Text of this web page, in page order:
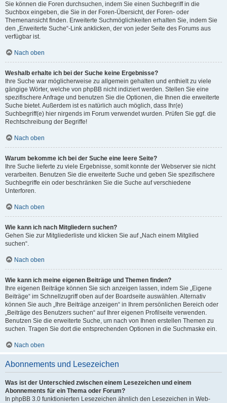
Sie können die Foren durchsuchen, indem Sie einen Suchbegriff in die
Suchbox eingeben, die Sie in der Foren-Übersicht, der Foren- oder
Themenansicht finden. Erweiterte Suchmöglichkeiten erhalten Sie, indem Sie
den „Erweiterte Suche“-Link anklicken, der von jeder Seite des Forums aus
verfügbar ist.
Nach oben
Weshalb erhalte ich bei der Suche keine Ergebnisse?
Ihre Suche war möglicherweise zu allgemein gehalten und enthielt zu viele
gängige Wörter, welche von phpBB nicht indiziert werden. Stellen Sie eine
spezifischere Anfrage und benutzen Sie die Optionen, die Ihnen die erweiterte
Suche bietet. Außerdem ist es natürlich auch möglich, dass Ihr(e)
Suchbegriff(e) hier nirgends im Forum verwendet wurden. Prüfen Sie ggf. die
Rechtschreibung der Begriffe!
Nach oben
Warum bekomme ich bei der Suche eine leere Seite?
Ihre Suche lieferte zu viele Ergebnisse, somit konnte der Webserver sie nicht
verarbeiten. Benutzen Sie die erweiterte Suche und geben Sie spezifischere
Suchbegriffe ein oder beschränken Sie die Suche auf verschiedene
Unterforen.
Nach oben
Wie kann ich nach Mitgliedern suchen?
Gehen Sie zur Mitgliederliste und klicken Sie auf „Nach einem Mitglied
suchen“.
Nach oben
Wie kann ich meine eigenen Beiträge und Themen finden?
Ihre eigenen Beiträge können Sie sich anzeigen lassen, indem Sie „Eigene
Beiträge“ im Schnellzugriff oben auf der Boardseite auswählen. Alternativ
können Sie auch „Ihre Beiträge anzeigen“ in Ihrem persönlichen Bereich oder
„Beiträge des Benutzers suchen“ auf Ihrer eigenen Profilseite verwenden.
Benutzen Sie die erweiterte Suche, um nach von Ihnen erstellen Themen zu
suchen. Tragen Sie dort die entsprechenden Optionen in die Suchmaske ein.
Nach oben
Abonnements und Lesezeichen
Was ist der Unterschied zwischen einem Lesezeichen und einem
Abonnements für ein Thema oder Forum?
In phpBB 3.0 funktionierten Lesezeichen ähnlich den Lesezeichen in Web-